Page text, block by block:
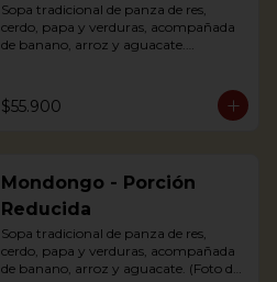
Sopa tradicional de panza de res,
cerdo, papa y verduras, acompañada
de banano, arroz y aguacate.
vegetables. Accompanied with
banana, rice and avocado. You can add
$55.900
Mondongo - Porción
Reducida
Sopa tradicional de panza de res,
cerdo, papa y verduras, acompañada
de banano, arroz y aguacate. (Foto de